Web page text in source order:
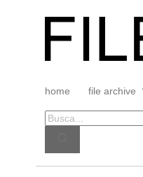
FILE
FESTIVAL
home file archive